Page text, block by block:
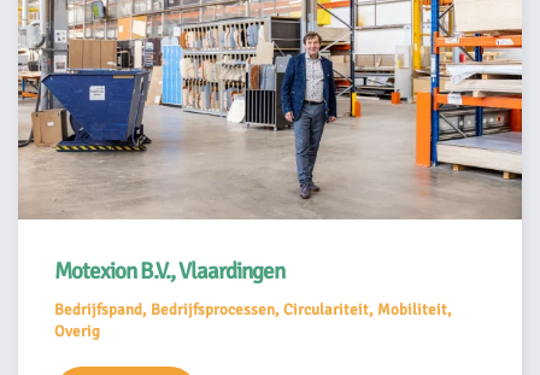
Motexion B.V., Vlaardingen
Bedrijfspand, Bedrijfsprocessen, Circulariteit, Mobiliteit,
Overig